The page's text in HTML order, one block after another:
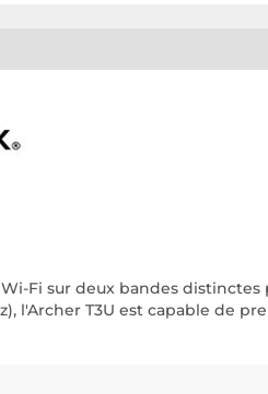
Fi sur deux bandes distinctes
l'Archer T3U est capable de